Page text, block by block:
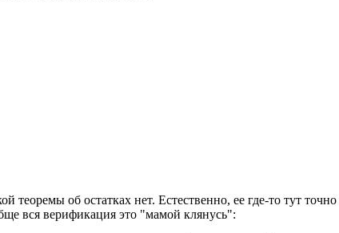
теоремы об остатках нет. Естественно, ее где-то тут
вся верификация это "мамой клянусь":